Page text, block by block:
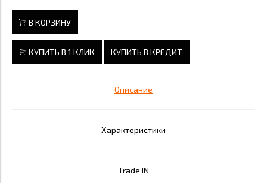
В КОРЗИНУ
КУПИТЬ В 1 КЛИК КУПИТЬ В КРЕДИТ
Описание
Характеристики
Trade IN